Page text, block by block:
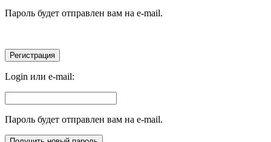
Пароль будет отправлен вам на e-mail.
Login или e-mail:
Пароль будет отправлен вам на e-mail.